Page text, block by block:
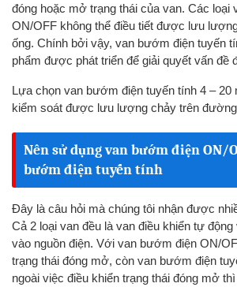
đóng hoặc mở trạng thái của van. Các loại
ON/OFF không thể điều tiết được lưu
ống. Chính bởi vậy, van bướm điện tuyến
phẩm được phát triển để giải quyết vấn đề
Lựa chọn van bướm điện tuyến tính 4 – 20
kiểm soát được lưu lượng chảy trên
Nên sử dụng van bướm điện ON/
bướm điện tuyến tính
Đây là câu hỏi mà chúng tôi nhận được
Cả 2 loại van đều là van điều khiển tự
vào nguồn điện. Với van bướm điện ON/
trạng thái đóng mở, còn van bướm điện
ngoài việc điều khiển trạng thái đóng mở